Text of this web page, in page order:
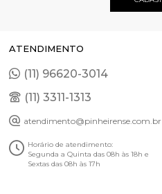
ATENDIMENTO
(11) 96620-3014
(11) 3311-1313
atendimento@pinheirense.com.br
Horário de atendimento:
Segunda a Quinta das 08h às 18h e
Sextas das 08h às 17h